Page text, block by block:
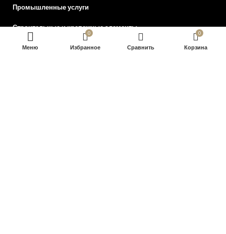
Промышленные услуги
Строительные и крепежные элементы
Сушки и выдвижные корзины для кухни
В КОРЗИНУ
Меню
0
Избранное Сравнить
0
Корзина